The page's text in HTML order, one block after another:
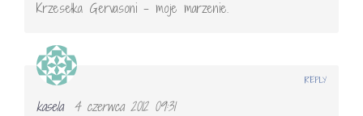
Krzesełka Gervasoni – moje marzenie.
kasela
4 czerwca 2012 09:31
REPLY